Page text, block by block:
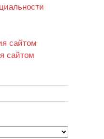
сайтом
сайтом